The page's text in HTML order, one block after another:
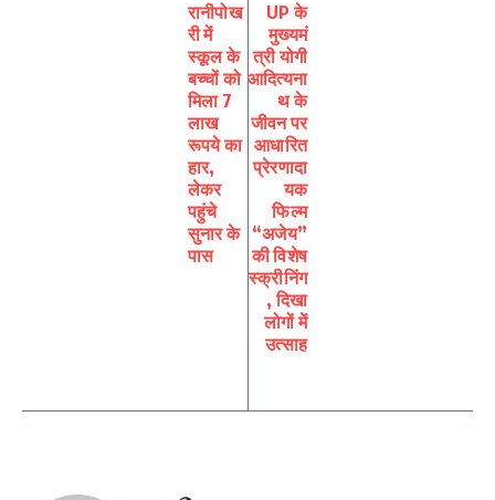
रानीपोख
री में
स्कूल के
बच्चों को
मिला 7
लाख
रूपये का
हार,
लेकर
पहुंचे
सुनार के
पास
UP के
मुख्यमं
त्री योगी
आदित्यना
थ के
जीवन पर
आधारित
प्रेरणादा
यक
फिल्म
“अजेय”
की विशेष
स्क्रीनिंग
, दिखा
लोगों में
उत्साह